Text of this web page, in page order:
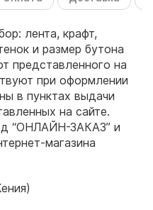
лента, крафт,
и размер бутона
представленного на
при оформлении
в пунктах выдачи
на сайте.
“ОНЛАЙН-ЗАКАЗ” и
магазина